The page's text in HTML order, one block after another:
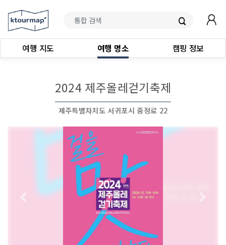
여행 지도 여행 명소 캠핑 정보
2024 제주올레걷기축제
제주특별자치도 서귀포시 중정로 22